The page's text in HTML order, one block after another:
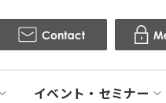
イベント・セミナー